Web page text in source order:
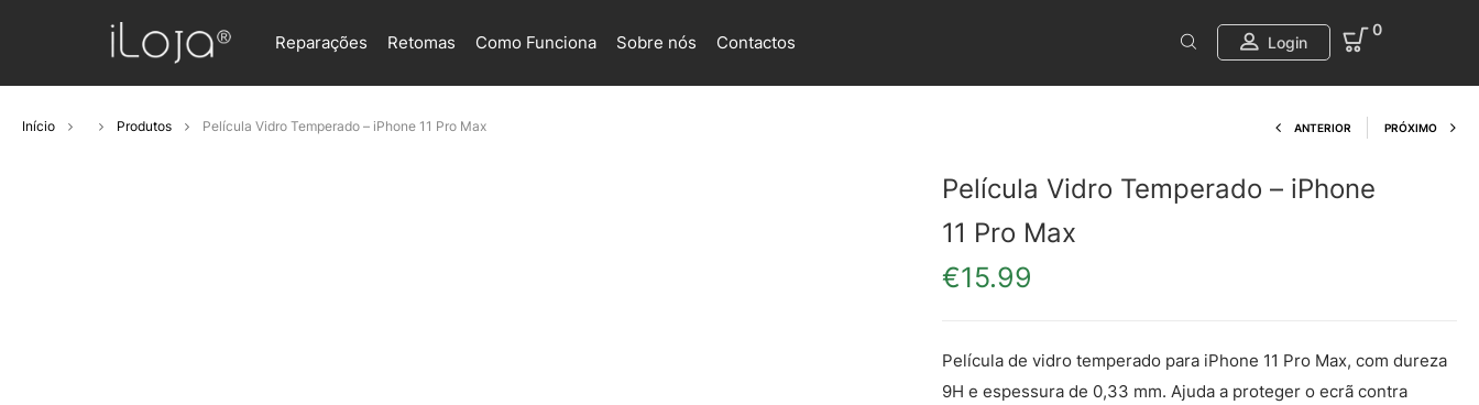
Reparações Retomas Como Funciona Sobre nós Contactos Login
0
Início Produtos Película Vidro Temperado – iPhone 11 Pro Max Product
ANTERIOR PRÓXIMO
Película Vidro Temperado – iPhone
11 Pro Max
€15.99
Película de vidro temperado para iPhone 11 Pro Max, com dureza
9H e espessura de 0,33 mm. Ajuda a proteger o ecrã contra